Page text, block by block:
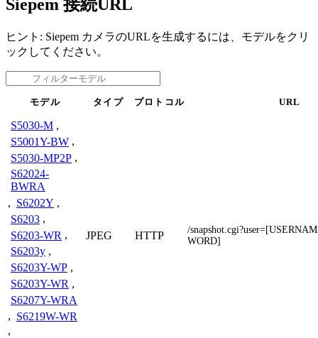
Siepem 接続URL
ヒント: Siepem カメラのURLを生成するには、モデルをクリ
ックしてください。
モデル タイプ プロトコル URL
S5030-M ,
S5001Y-BW ,
S5030-MP2P ,
S62024-
BWRA
, S6202Y ,
S6203 ,
S6203-WR ,
S6203y ,
S6203Y-WP ,
S6203Y-WR ,
S6207Y-WRA
, S6219W-WR
,
JPEG HTTP
/
WORD]